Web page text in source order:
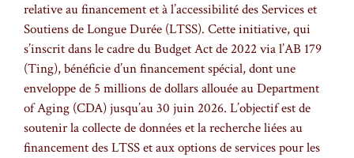
relative au financement et à l’accessibilité des Services et
Soutiens de Longue Durée (LTSS). Cette initiative, qui
s’inscrit dans le cadre du Budget Act de 2022 via l’AB 179
(Ting), bénéficie d’un financement spécial, dont une
enveloppe de 5 millions de dollars allouée au Department
of Aging (CDA) jusqu’au 30 juin 2026. L’objectif est de
soutenir la collecte de données et la recherche liées au
financement des LTSS et aux options de services pour les